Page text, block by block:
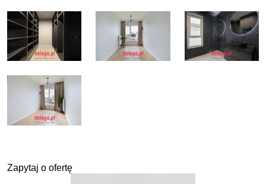
Zapytaj o ofertę